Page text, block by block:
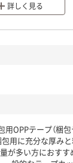
リサイクルしやすい設
クルで資源循環して
効果ガスなどの削減
詳しく見る
OPPテープ（梱包
用に充分な厚み
が多い方におすす